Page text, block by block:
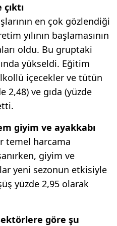
en çok gözlendiği
yılının başlamasının
oldu. Bu gruptaki
yükseldi. Eğitim
içecekler ve tütün
2,48) ve gıda (yüzde
giyim ve ayakkabı
temel harcama
giyim ve
yeni sezonun etkisiyle
yüzde 2,95 olarak
göre şu